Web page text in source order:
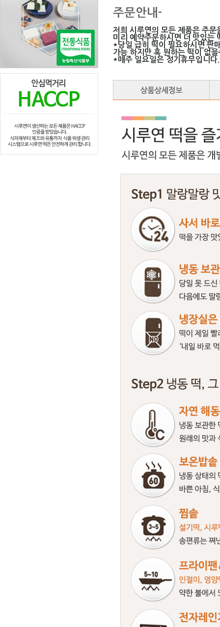
주문안내-
저희 시루연의 모든 제품은 주
미리 예약주문하시면 더 맛있는
*당일 급히 떡이 필요하시면 판
가능 하지만 혹 원하는 떡이 없
*매주 일요일은 정기휴무입니다.